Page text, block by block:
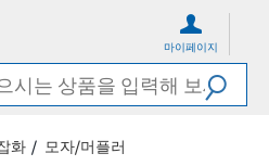
마이페이지
화 모자/머플러